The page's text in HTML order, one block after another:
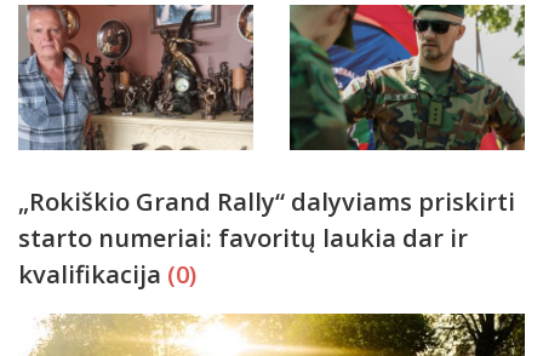
„Rokiškio Grand Rally“ dalyviams priskirti
starto numeriai: favoritų laukia dar ir
kvalifikacija (0)